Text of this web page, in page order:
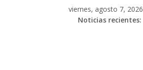
viernes, agosto 7, 2026
Noticias recientes: